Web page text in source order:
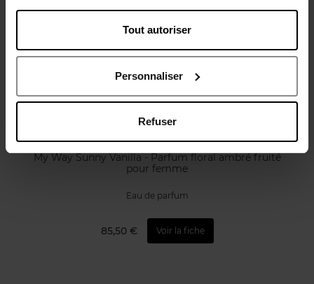
Tout autoriser
Personnaliser
Refuser
My Way Sunny Vanilla - Parfum floral ambré fruité
pour femme
Eau de parfum
85,50 € Voir la fiche